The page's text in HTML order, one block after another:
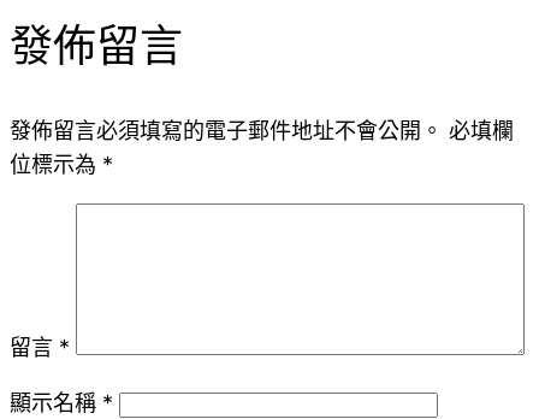
發佈留言
發佈留言必須填寫的電子郵件地址不會公開。 必填欄
位標示為 *
留言 *
顯示名稱 *